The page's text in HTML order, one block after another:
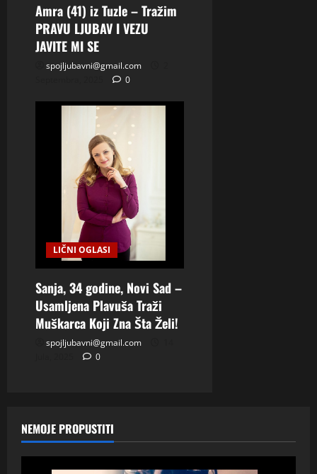
Amra (41) iz Tuzle – Tražim
PRAVU LJUBAV I VEZU
JAVITE MI SE
spojljubavni@gmail.com
0
LIČNI OGLASI
Sanja, 34 godine, Novi Sad –
Usamljena Plavuša Traži
Muškarca Koji Zna Šta Želi!
spojljubavni@gmail.com
0
NEMOJE PROPUSTITI